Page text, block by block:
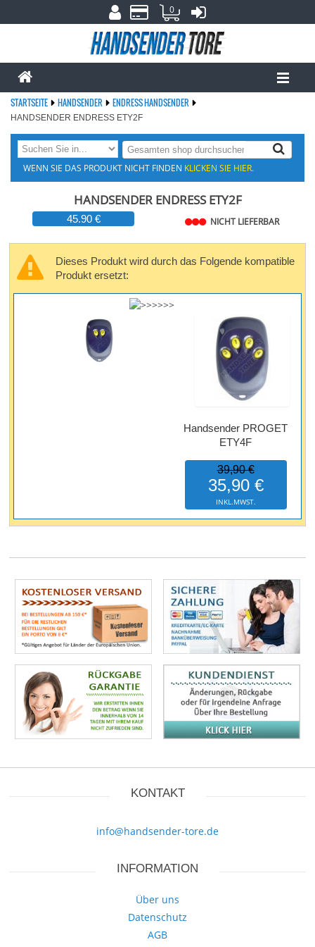
0
STARTSEITE HANDSENDER ENDRESS HANDSENDER
HANDSENDER ENDRESS ETY2F
WENN SIE DAS PRODUKT NICHT FINDEN KLICKEN SIE HIER.
HANDSENDER ENDRESS ETY2F
45.90 € NICHT LIEFERBAR
Dieses Produkt wird durch das Folgende kompatible
Produkt ersetzt:
Handsender PROGET
ETY4F
39,90 €
35,90 €
INKL.MWST.
KONTAKT
info@handsender-tore.de
INFORMATION
Über uns
Datenschutz
AGB